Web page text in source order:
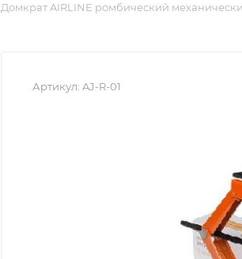
Домкрат AIRLINE ромбический
Артикул: AJ-R-01